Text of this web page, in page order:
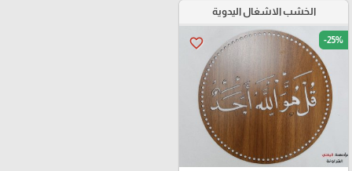
الخشب الاشغال اليدوية
favorite_border -25%